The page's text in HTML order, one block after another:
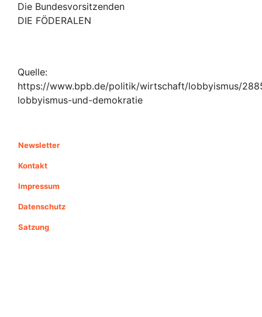
Die Bundesvorsitzenden
DIE FÖDERALEN
Quelle:
https://www.bpb.de/politik/wirtschaft/lobbyismus/
lobbyismus-und-demokratie
Newsletter
Kontakt
Impressum
Datenschutz
Satzung